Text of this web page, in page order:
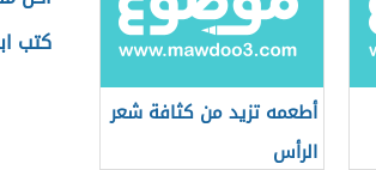
أطعمه تزيد من كثافة شعر
الرأس
كتب